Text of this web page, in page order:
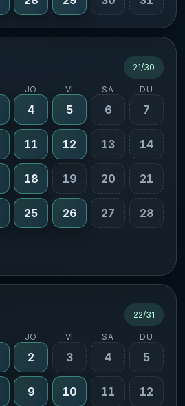
21/30
JO VI SA DU
4 5 6 7
11 12 13 14
18 19 20 21
25 26 27 28
22/31
JO VI SA DU
2 3 4 5
9 10 11 12